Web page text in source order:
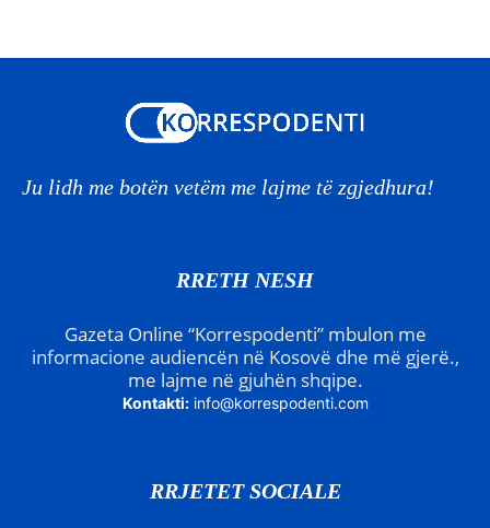
Ju lidh me botën vetëm me lajme të zgjedhura!
RRETH NESH
Gazeta Online “Korrespodenti” mbulon me
informacione audiencën në Kosovë dhe më gjerë.,
me lajme në gjuhën shqipe.
Kontakti: info@korrespodenti.com
RRJETET SOCIALE